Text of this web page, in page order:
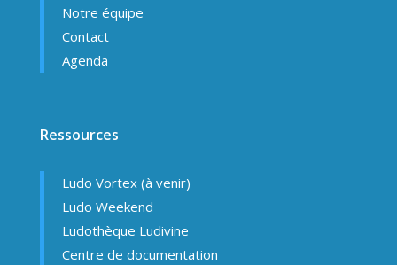
Notre équipe
Contact
Agenda
Ressources
Ludo Vortex (à venir)
Ludo Weekend
Ludothèque Ludivine
Centre de documentation